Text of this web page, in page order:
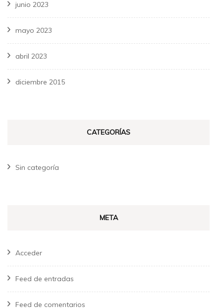
junio 2023
mayo 2023
abril 2023
diciembre 2015
CATEGORÍAS
Sin categoría
META
Acceder
Feed de entradas
Feed de comentarios